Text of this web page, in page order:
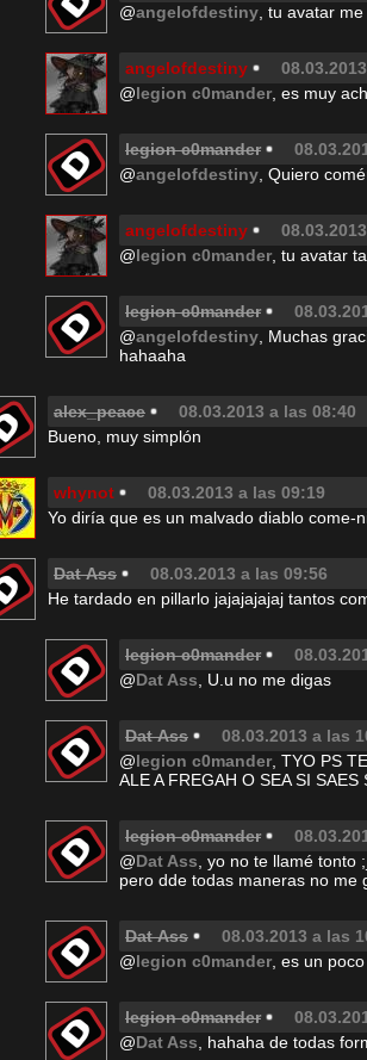
@angelofdestiny , tu avatar
angelofdestiny
@legion c0mander , es muy
legion c0mander
@angelofdestiny , Quiero
angelofdestiny
@legion c0mander , tu avatar
legion c0mander
@angelofdestiny , Muchas
hahaaha
alex_peace
08.03.2013 a las 08:40
Bueno, muy simplón
whynot
08.03.2013 a las 09:19
Yo diría que es un malvado diablo
Dat Ass
08.03.2013 a las 09:56
He tardado en pillarlo jajajajajaj tantos
legion c0mander
@Dat Ass , U.u no me digas
Dat Ass
08.03.2013 a las
@legion c0mander , TYO PS
ALE A FREGAH O SEA SI SAES
legion c0mander
@Dat Ass , yo no te llamé tonto
pero dde todas maneras no me
Dat Ass
08.03.2013 a las
@legion c0mander , es un
legion c0mander
@Dat Ass , hahaha de todas